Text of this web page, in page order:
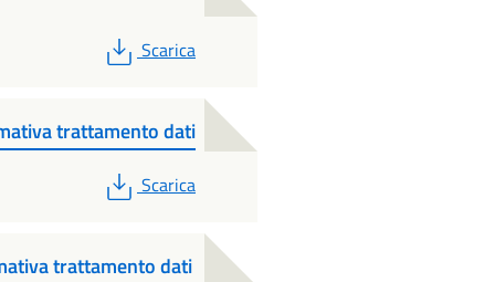
PDF
Scarica
trattamento dati
PDF
Scarica
trattamento dati